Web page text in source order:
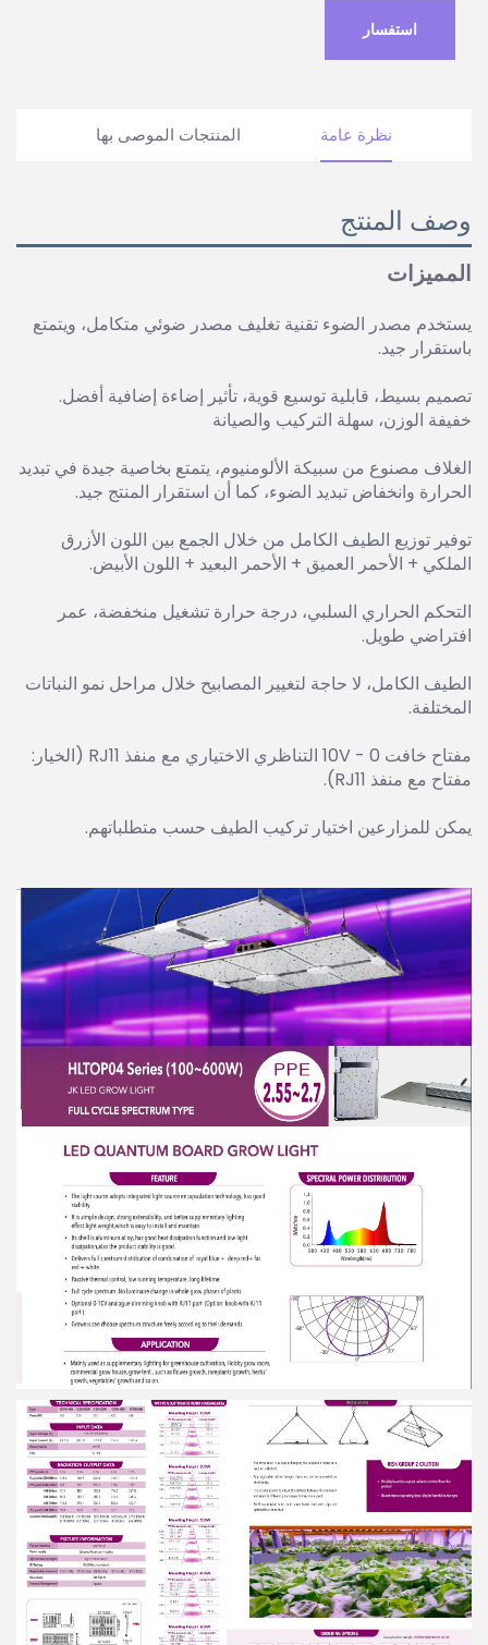
استفسار
نظرة عامة المنتجات الموصى بها
وصف المنتج
المميزات
يستخدم مصدر الضوء تقنية تغليف مصدر ضوئي متكامل، ويتمتع
باستقرار جيد.
تصميم بسيط، قابلية توسيع قوية، تأثير إضاءة إضافية أفضل.
خفيفة الوزن، سهلة التركيب والصيانة
الغلاف مصنوع من سبيكة الألومنيوم، يتمتع بخاصية جيدة في تبديد
الحرارة وانخفاض تبديد الضوء، كما أن استقرار المنتج جيد.
توفير توزيع الطيف الكامل من خلال الجمع بين اللون الأزرق
الملكي + الأحمر العميق + الأحمر البعيد + اللون الأبيض.
التحكم الحراري السلبي، درجة حرارة تشغيل منخفضة، عمر
افتراضي طويل.
الطيف الكامل، لا حاجة لتغيير المصابيح خلال مراحل نمو النباتات
المختلفة.
مفتاح خافت 0 - 10V التناظري الاختياري مع منفذ RJ11 (الخيار:
مفتاح مع منفذ RJ11).
يمكن للمزارعين اختيار تركيب الطيف حسب متطلباتهم.